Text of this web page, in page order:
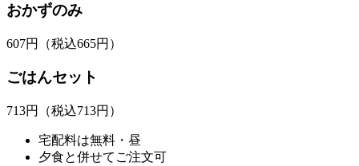
おかずのみ
607円 （税込665円）
ごはんセット
713円 （税込713円）
宅配料は無料・昼
夕食と併せてご注文可